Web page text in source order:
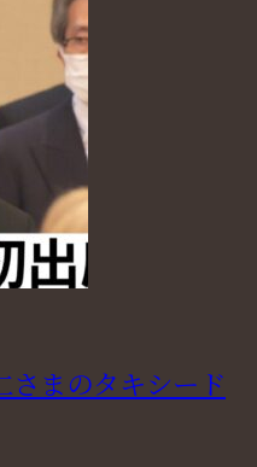
さまのタキシード